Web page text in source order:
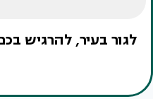
לגור בעיר, להרגיש